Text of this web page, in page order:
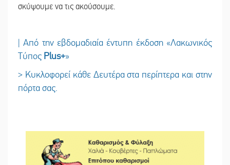
σκύψουμε να τις ακούσουμε.
| Από την εβδομαδιαία έντυπη έκδοση «Λακωνικός
Τύπος Plus+»
> Κυκλοφορεί κάθε Δευτέρα στα περίπτερα και στην
πόρτα σας.